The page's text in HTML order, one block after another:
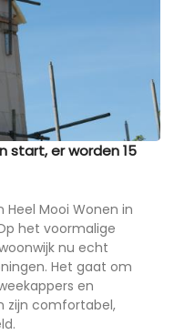
start, er worden 15
Mooi Wonen in
het voormalige
nu echt
Het gaat om
en
zijn comfortabel,